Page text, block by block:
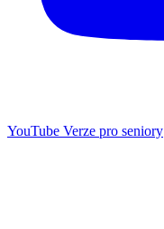
YouTube Verze pro seniory